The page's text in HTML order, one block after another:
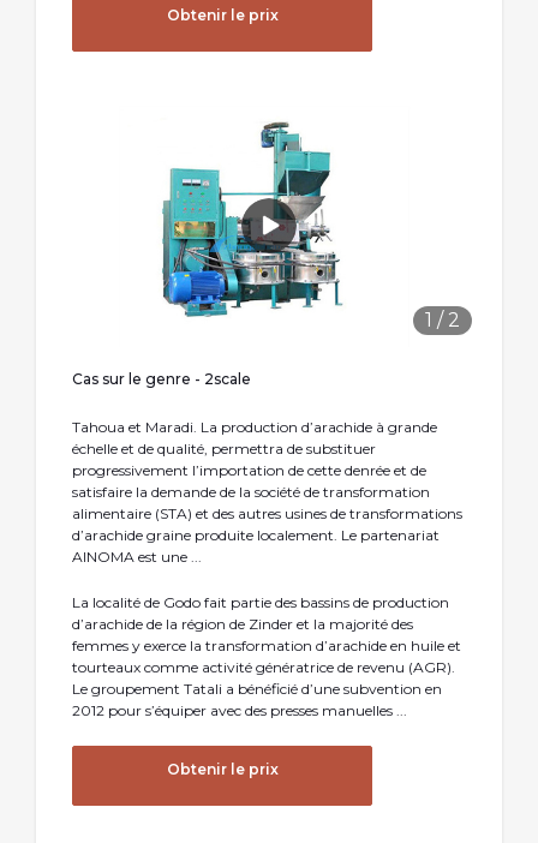
Obtenir le prix
1 / 2
Cas sur le genre - 2scale
Tahoua et Maradi. La production d’arachide à grande
échelle et de qualité, permettra de substituer
progressivement l’importation de cette denrée et de
satisfaire la demande de la société de transformation
alimentaire (STA) et des autres usines de transformations
d’arachide graine produite localement. Le partenariat
AINOMA est une ...
La localité de Godo fait partie des bassins de production
d’arachide de la région de Zinder et la majorité des
femmes y exerce la transformation d’arachide en huile et
tourteaux comme activité génératrice de revenu (AGR).
Le groupement Tatali a bénéficié d’une subvention en
2012 pour s’équiper avec des presses manuelles ...
Obtenir le prix